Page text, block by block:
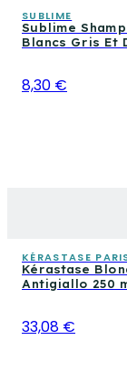
SUBLIME
Sublime
Blancs Gris Et
8,30 €
KÉRASTASE
Kérastase
Antigiallo 250
33,08 €